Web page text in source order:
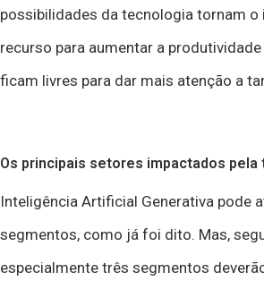
possibilidades da tecnologia tornam o
recurso para aumentar a
ficam livres para dar mais atenção a
Os principais setores impactados pela
Inteligência Artificial Generativa pode
segmentos, como já foi dito. Mas,
especialmente três segmentos